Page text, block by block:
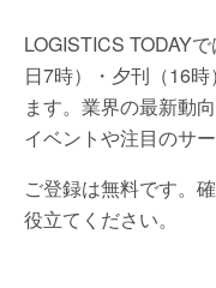
LOGISTICS TODAY
日7時）・夕刊（16
ます。業界の最新動
イベントや注目のサ
ご登録は無料です。
役立てください。